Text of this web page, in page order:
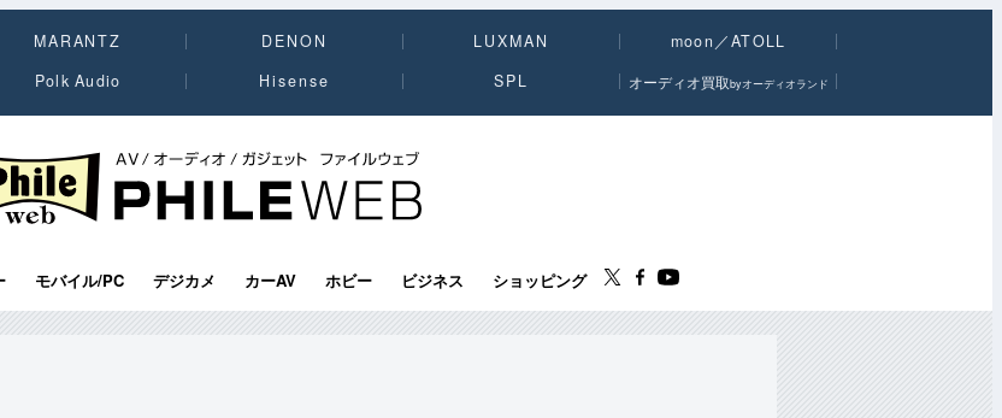
MARANTZ DENON LUXMAN
moon／ATOLL
Polk Audio Hisense SPL オーディオ買取byオーディオランド
WEB｜AV/オーディオ/ガジェット
モバイル/PC デジカメ カーAV ホビー ビジネス ショッピング